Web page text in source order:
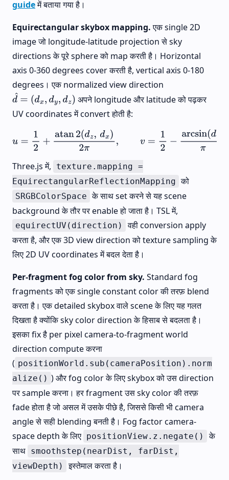
guideमें बताया गया है।
Equirectangular skybox mapping.एक single 2D
image जो longitude-latitude projection से sky
directions के पूरे sphere को map करती है। Horizontal
axis 0-360 degrees cover करती है, vertical axis 0-180
degrees। एक normalized view direction
d ^=( dx,dy ,dz
अपने longitude और latitude को पढ़कर
UV coordinates में convert होती है:
= 2+atan2(dz dx)2 arcsin )π
Three.js में,
texture.mapping =
EquirectangularReflectionMapping को
SRGBColorSpace के साथ set करने से यह scene
background के तौर पर enable हो जाता है। TSL में,
equirectUV(direction)
वही conversion apply
करता है, और एक 3D view direction को texture sampling के
लिए 2D UV coordinates में बदल देता है।
Per-fragment fog color from sky. Standard fog
fragments को एक single constant color की तरफ़ blend
करता है। एक detailed skybox वाले scene के लिए यह गलत
दिखता है क्योंकि sky color direction के हिसाब से बदलता है।
इसका fix है per pixel camera-to-fragment world
direction compute करना
( positionWorld.sub(cameraPosition).norm
alize() ) और fog color के लिए skybox को उस direction
पर sample करना। हर fragment उस sky color की तरफ़
fade होता है जो असल में उसके पीछे है, जिससे किसी भी camera
angle से सही blending बनती है। Fog factor camera-
space depth के लिए positionView.z.negate()
के
साथ smoothstep(nearDist, farDist,
viewDepth)
इस्तेमाल करता है।